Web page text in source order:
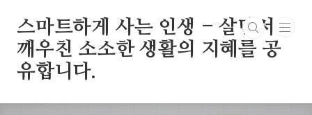
스마트하게 사는 인생 - 살면서
깨우친 소소한 생활의 지혜를 공
유합니다.